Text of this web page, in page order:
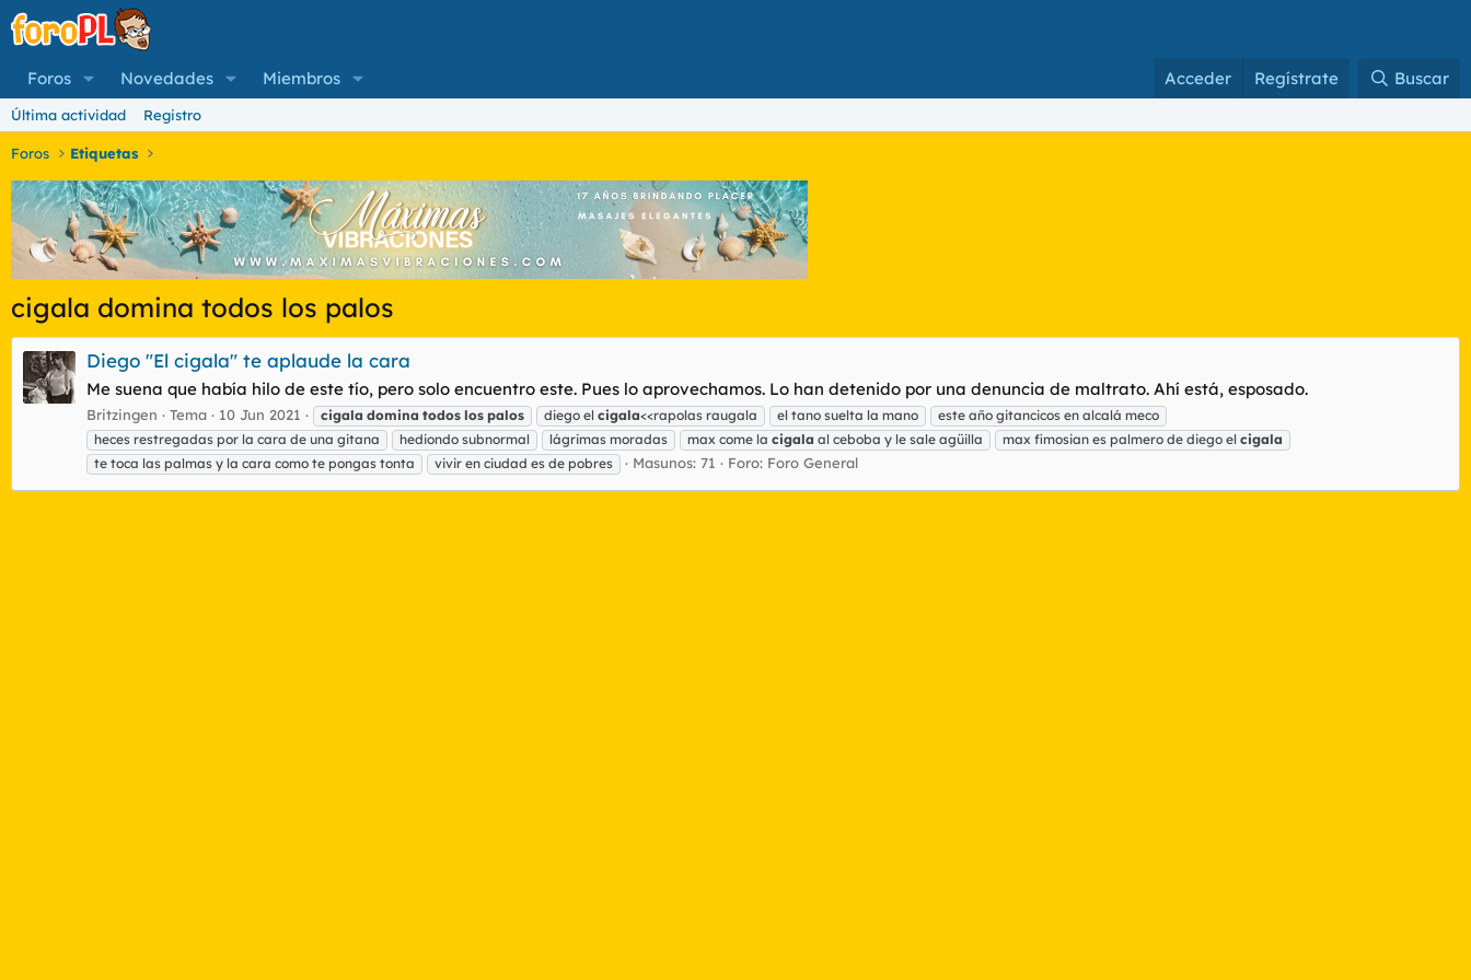
Foros Novedades Miembros Acceder Regístrate Buscar
Última actividad Registro
Foros Etiquetas
cigala domina todos los palos
Diego "El cigala" te aplaude la cara
Me suena que había hilo de este tío, pero solo encuentro este. Pues lo aprovechamos. Lo han detenido por una denuncia de maltrato. Ahí está, esposado.
Britzingen Tema 10 Jun 2021 cigala domina todos los palos diego el cigala<<rapolas raugala el tano suelta la mano
este año gitancicos en alcalá meco
heces restregadas por la cara de una gitana
hediondo subnormal lágrimas moradas max come la cigala al ceboba y le sale agüilla max fimosian es palmero de diego el cigala
te toca las palmas y la cara como te pongas tonta
vivir en ciudad es de pobres Masunos: 71 Foro: Foro General